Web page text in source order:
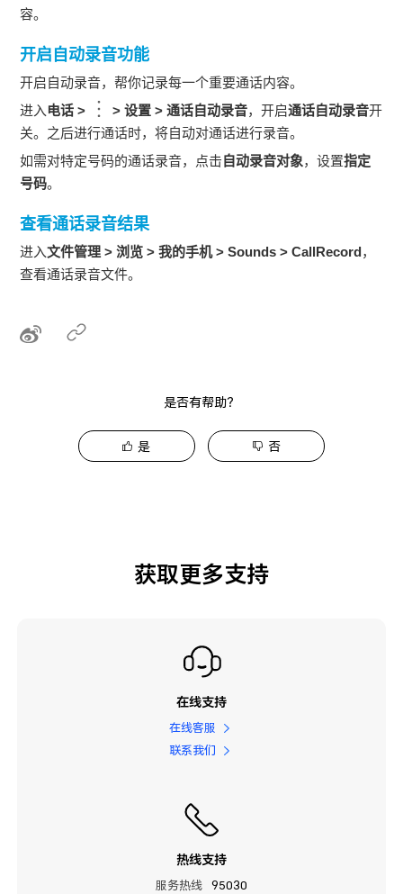
容。
开启自动录音功能
开启自动录音，帮你记录每一个重要通话内容。
进入电话 > >设置 >通话自动录音，开启通话自动录音开
关。之后进行通话时，将自动对通话进行录音。
如需对特定号码的通话录音，点击自动录音对象，设置指定
号码。
查看通话录音结果
进入文件管理 >浏览 >我的手机>Sounds >CallRecord，
查看通话录音文件。
是否有帮助？
是 否
获取更多支持
在线支持
在线客服
联系我们
热线支持
服务热线
95030